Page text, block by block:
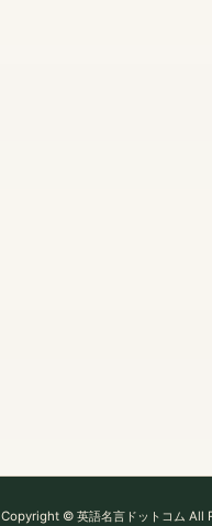
Copyright © 英語名言ドットコム All